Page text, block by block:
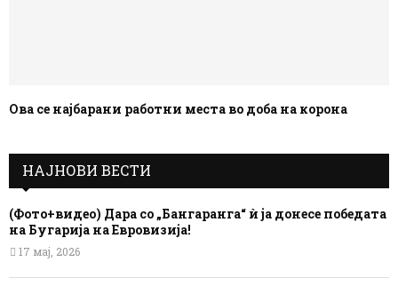
Ова се најбарани работни места во доба на корона
НАЈНОВИ ВЕСТИ
(Фото+видео) Дара со „Бангаранга“ ѝ ја донесе победата
на Бугарија на Евровизија!
17 мај, 2026